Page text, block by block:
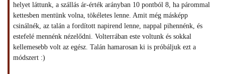
helyet láttunk, a szállás ár-érték arányban 10 pontból 8, ha párommal
kettesben mentünk volna, tökéletes lenne. Amit még másképp
csinálnék, az talán a fordított napirend lenne, nappal pihennénk, és
estefelé mennénk nézelődni. Volterrában este voltunk és sokkal
kellemesebb volt az egész. Talán hamarosan ki is próbáljuk ezt a
módszert :)